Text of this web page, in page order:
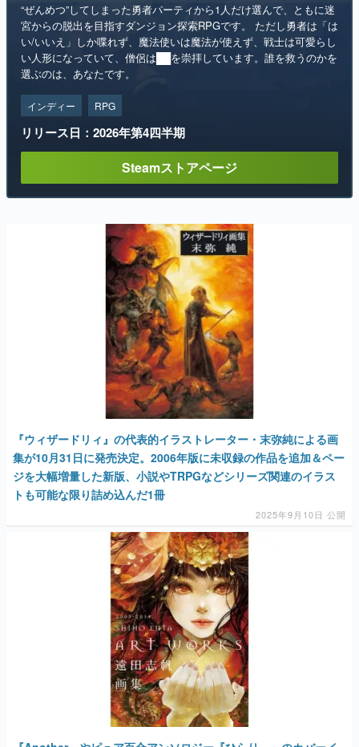
“ぜんめつ”してしまった勇者パーティから1人だけ選んで、ともに迷
宮からの脱出を目指すダンジョン探索RPGです。 ただし勇者は「は
い/いいえ」しか喋れず、魔法使いは魔法が使えず、戦士は可愛らし
い人形になっていて、僧侶は██を崇拝しています。誰を救うのかを
選ぶのは、あなたです。
インディー RPG
リリース日：2026年第4四半期
Steamストアページ
『ウィザードリィ』の代表的イラストレーター・末弥純による画
集が10月31日に発売決定。2006年版に未収録の作品を追加＆ペー
ジを大幅増量した新版、小説やTRPGなどシリーズ関連のイラス
トも可能な限り詰め込んだ1冊
2025年9月10日 公開